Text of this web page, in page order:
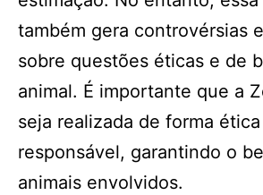
também gera controvérsias
sobre questões éticas e de
animal. É importante que a
seja realizada de forma
responsável, garantindo o
animais envolvidos.